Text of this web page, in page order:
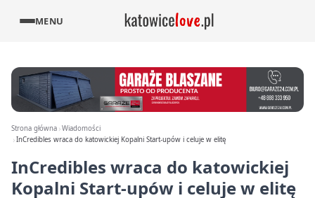
MENU
Strona główna Wiadomości
InCredibles wraca do katowickiej Kopalni Start-upów i celuje w elitę
InCredibles wraca do katowickiej
Kopalni Start-upów i celuje w elitę